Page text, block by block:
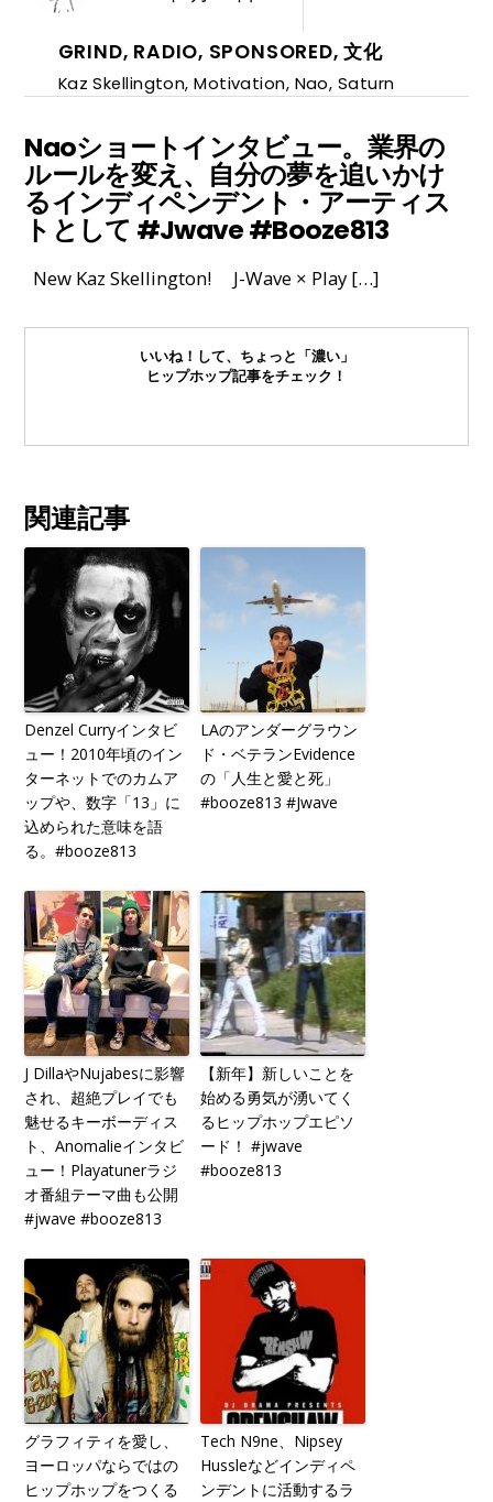
GRIND, RADIO, SPONSORED,文化
Kaz Skellington,Motivation, Nao, Saturn
Naoショートインタビュー。業界の
ルールを変え、自分の夢を追いかけ
るインディペンデント・アーティス
トとして #Jwave #Booze813
New Kaz Skellington! J-Wave × Play […]
いいね！して、ちょっと「濃い」
ヒップホップ記事をチェック！
関連記事
Denzel Curryインタビ
ュー！2010年頃のイン
ターネットでのカムア
ップや、数字「13」に
込められた意味を語
る。#booze813
LAのアンダーグラウン
ド・ベテランEvidence
の「人生と愛と死」
#booze813 #Jwave
J DillaやNujabesに影響
され、超絶プレイでも
魅せるキーボーディス
ト、Anomalieインタビ
ュー！Playatunerラジ
オ番組テーマ曲も公開
#jwave #booze813
【新年】新しいことを
始める勇気が湧いてく
るヒップホップエピソ
ード！ #jwave
#booze813
グラフィティを愛し、
ヨーロッパならではの
ヒップホップをつくる
Tech N9ne、Nipsey
Hussleなどインディペ
ンデントに活動するラ